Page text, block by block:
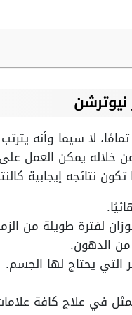
لا سيما وأنه
خلاله يمكن العمل
نتائجه إيجابية
لفترة طويلة من
الدهون.
التي يحتاج لها الجسم.
في علاج كافة